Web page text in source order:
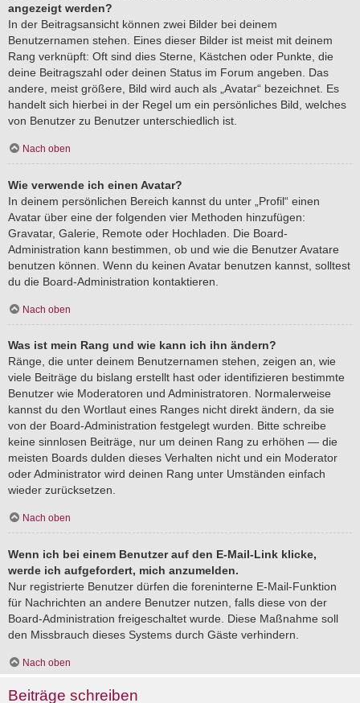
angezeigt werden?
In der Beitragsansicht können zwei Bilder bei deinem
Benutzernamen stehen. Eines dieser Bilder ist meist mit deinem
Rang verknüpft: Oft sind dies Sterne, Kästchen oder Punkte, die
deine Beitragszahl oder deinen Status im Forum angeben. Das
andere, meist größere, Bild wird auch als „Avatar“ bezeichnet. Es
handelt sich hierbei in der Regel um ein persönliches Bild, welches
von Benutzer zu Benutzer unterschiedlich ist.
Nach oben
Wie verwende ich einen Avatar?
In deinem persönlichen Bereich kannst du unter „Profil“ einen
Avatar über eine der folgenden vier Methoden hinzufügen:
Gravatar, Galerie, Remote oder Hochladen. Die Board-
Administration kann bestimmen, ob und wie die Benutzer Avatare
benutzen können. Wenn du keinen Avatar benutzen kannst, solltest
du die Board-Administration kontaktieren.
Nach oben
Was ist mein Rang und wie kann ich ihn ändern?
Ränge, die unter deinem Benutzernamen stehen, zeigen an, wie
viele Beiträge du bislang erstellt hast oder identifizieren bestimmte
Benutzer wie Moderatoren und Administratoren. Normalerweise
kannst du den Wortlaut eines Ranges nicht direkt ändern, da sie
von der Board-Administration festgelegt wurden. Bitte schreibe
keine sinnlosen Beiträge, nur um deinen Rang zu erhöhen — die
meisten Boards dulden dieses Verhalten nicht und ein Moderator
oder Administrator wird deinen Rang unter Umständen einfach
wieder zurücksetzen.
Nach oben
Wenn ich bei einem Benutzer auf den E-Mail-Link klicke,
werde ich aufgefordert, mich anzumelden.
Nur registrierte Benutzer dürfen die foreninterne E-Mail-Funktion
für Nachrichten an andere Benutzer nutzen, falls diese von der
Board-Administration freigeschaltet wurde. Diese Maßnahme soll
den Missbrauch dieses Systems durch Gäste verhindern.
Nach oben
Beiträge schreiben